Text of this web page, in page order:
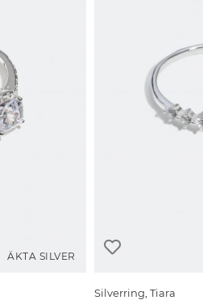
ÄKTA SILVER
Silverring, Tiara